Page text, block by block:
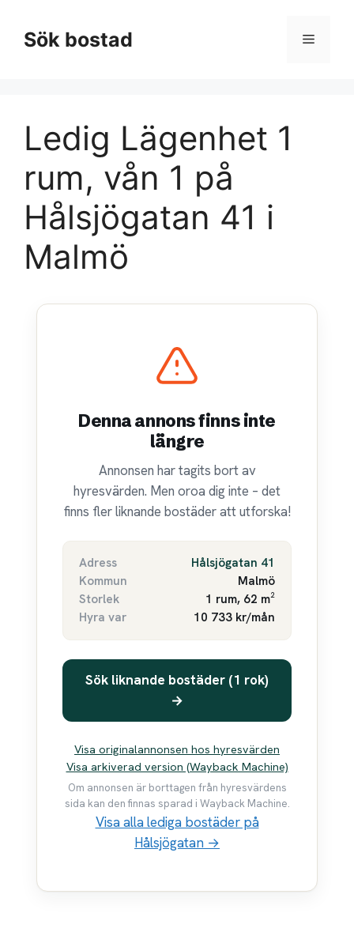
innehållSök bostad Meny
Ledig Lägenhet 1
rum, vån 1 på
Hålsjögatan 41 i
Malmö
Denna annons finns inte
längre
Annonsen har tagits bort av
hyresvärden. Men oroa dig inte – det
finns fler liknande bostäder att utforska!
Adress
Hålsjögatan 41
Kommun
Malmö
Storlek
1 rum, 62 m²
Hyra var
10 733 kr/mån
Sök liknande bostäder (1 rok)
→
Visa originalannonsen hos hyresvärden
Visa arkiverad version (Wayback Machine)
Om annonsen är borttagen från hyresvärdens
sida kan den finnas sparad i Wayback Machine.
Visa alla lediga bostäder på
Hålsjögatan →